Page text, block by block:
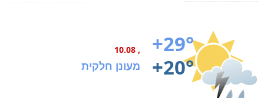
+29°
+20°
, 10.08
מעונן חלקית